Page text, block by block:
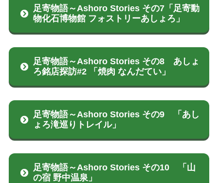
足寄物語～Ashoro Stories その7「足寄動
物化石博物館 フォストリーあしょろ」
足寄物語～Ashoro Stories その8 あしょ
ろ銘店探訪#2 「焼肉 なんだてい」
足寄物語～Ashoro Stories その9 「あし
ょろ滝巡りトレイル」
足寄物語～Ashoro Stories その10 「山
の宿 野中温泉」